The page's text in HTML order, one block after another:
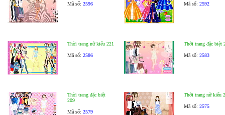
Mã số: 2596 Mã số: 2592
Thời trang nữ kiểu 221
Mã số: 2586
Thời trang đặc biệt
Mã số: 2583
Thời trang đặc biệt
209
Mã số: 2579
Thời trang nữ kiểu
Mã số: 2575